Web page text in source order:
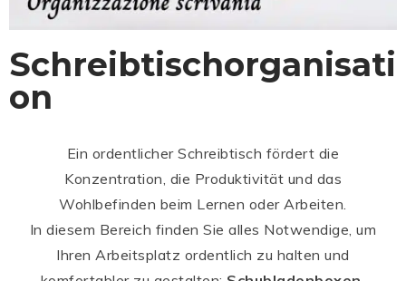
Schreibtischorganisati
on
Ein ordentlicher Schreibtisch fördert die
Konzentration, die Produktivität und das
Wohlbefinden beim Lernen oder Arbeiten.
In diesem Bereich finden Sie alles Notwendige, um
Ihren Arbeitsplatz ordentlich zu halten und